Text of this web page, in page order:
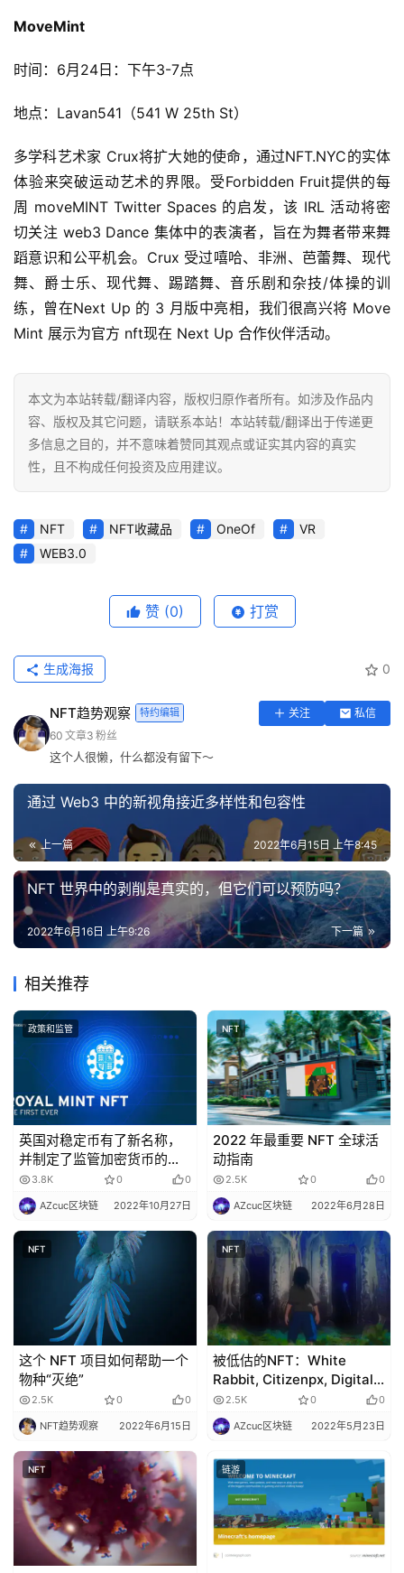
MoveMint
时间：6月24日：下午3-7点
地点：Lavan541（541 W 25th St）
多学科艺术家 Crux将扩大她的使命，通过NFT.NYC的实体
体验来突破运动艺术的界限。受Forbidden Fruit提供的每
周 moveMINT Twitter Spaces 的启发，该 IRL 活动将密
切关注 web3 Dance 集体中的表演者，旨在为舞者带来舞
蹈意识和公平机会。Crux 受过嘻哈、非洲、芭蕾舞、现代
舞、爵士乐、现代舞、踢踏舞、音乐剧和杂技/体操的训
练，曾在Next Up 的 3 月版中亮相，我们很高兴将 Move
Mint 展示为官方 nft现在 Next Up 合作伙伴活动。
本文为本站转载/翻译内容，版权归原作者所有。如涉及作品内
容、版权及其它问题，请联系本站！本站转载/翻译出于传递更
多信息之目的，并不意味着赞同其观点或证实其内容的真实
性，且不构成任何投资及应用建议。
NFT NFT收藏品 OneOf
VR
WEB3.0
赞 (0) 打赏
0
生成海报
NFT趋势观察 特约编辑 关注
私信
60 文章3 粉丝
这个人很懒，什么都没有留下～
通过 Web3 中的新视角接近多样性和包容性
上一篇 2022年6月15日 上午8:45
NFT 世界中的剥削是真实的，但它们可以预防吗？
下一篇
2022年6月16日 上午9:26
相关推荐
政策和监管
英国对稳定币有了新名称，
并制定了监管加密货币的新
法案。
3.8K 0 0
AZcuc区块链 2022年10月27日
NFT
2022 年最重要 NFT 全球活
动指南
2.5K 0 0
AZcuc区块链 2022年6月28日
NFT
这个 NFT 项目如何帮助一个
物种“灭绝”
2.5K 0 0
NFT趋势观察 2022年6月15日
NFT
被低估的NFT：White
Rabbit, Citizenpx, Digital
Animals, 和 More
2.5K 0 0
AZcuc区块链 2022年5月23日
NFT 链游